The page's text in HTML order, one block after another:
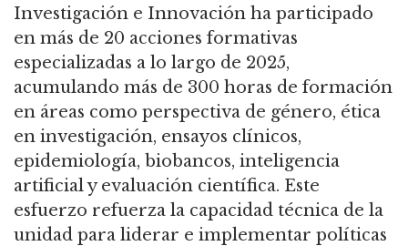
Investigación e Innovación ha participado
en más de 20 acciones formativas
especializadas a lo largo de 2025,
acumulando más de 300 horas de formación
en áreas como perspectiva de género, ética
en investigación, ensayos clínicos,
epidemiología, biobancos, inteligencia
artificial y evaluación científica. Este
esfuerzo refuerza la capacidad técnica de la
unidad para liderar e implementar políticas